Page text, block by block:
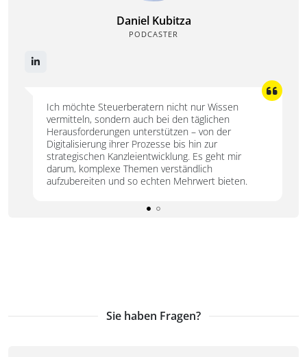
Daniel Kubitza
PODCASTER
Expertise in Steuerrecht, Unternehmensführung und -
nachfolge. Als Dozent an diversen Institutionen teilt er sein
Fachwissen und unterstützt Unternehmer und Gründer. In
seinem Podcast „Die Steuermannschaft“ behandelt er
aktuelle Themen und gibt wertvolle Impulse.
Sie haben Fragen?